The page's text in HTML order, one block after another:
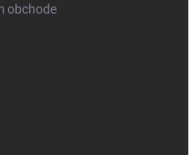
obchode